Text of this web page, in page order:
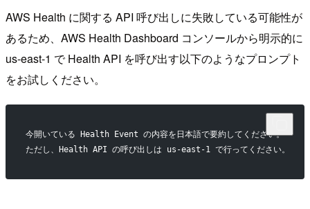
AWS Health に関する API 呼び出しに失敗している可能性が
あるため、AWS Health Dashboard コンソールから明示的に
us-east-1 で Health API を呼び出す以下のようなプロンプト
をお試しください。
今開いている Health Event の内容を日本語で要約してください。
ただし、Health API の呼び出しは us-east-1 で行ってください。